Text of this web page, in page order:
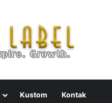
Kustom Kontak